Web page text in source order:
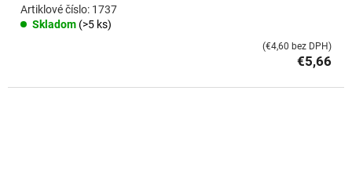
Skladom (>5 ks)
1737
€5,66
(€4,60 bez DPH)